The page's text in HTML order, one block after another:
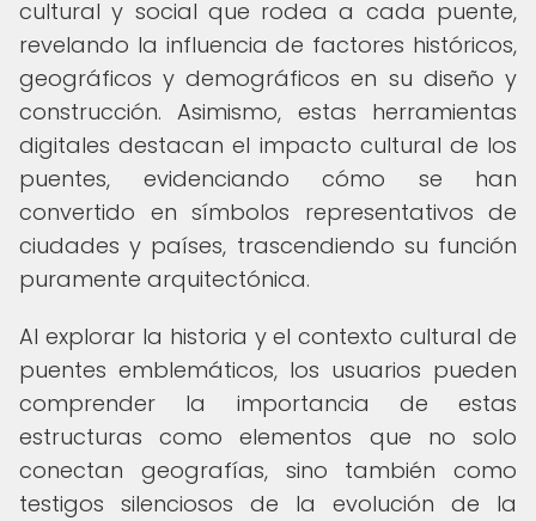
cultural y social que rodea a cada puente,
revelando la influencia de factores históricos,
geográficos y demográficos en su diseño y
construcción. Asimismo, estas herramientas
digitales destacan el impacto cultural de los
puentes, evidenciando cómo se han
convertido en símbolos representativos de
ciudades y países, trascendiendo su función
puramente arquitectónica.
Al explorar la historia y el contexto cultural de
puentes emblemáticos, los usuarios pueden
comprender la importancia de estas
estructuras como elementos que no solo
conectan geografías, sino también como
testigos silenciosos de la evolución de la